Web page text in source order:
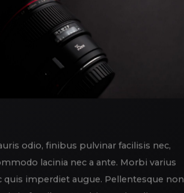
odio, finibus pulvinar facilisis nec,
lacinia nec a ante. Morbi varius
imperdiet augue. Pellentesque non